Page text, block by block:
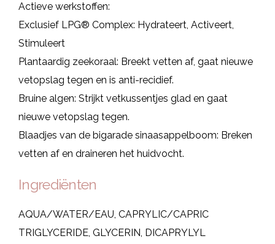
Actieve werkstoffen:
Exclusief LPG® Complex: Hydrateert, Activeert,
Stimuleert
Plantaardig zeekoraal: Breekt vetten af, gaat nieuwe
vetopslag tegen en is anti-recidief.
Bruine algen: Strijkt vetkussentjes glad en gaat
nieuwe vetopslag tegen.
Blaadjes van de bigarade sinaasappelboom: Breken
vetten af en draineren het huidvocht.
Ingrediënten
AQUA/WATER/EAU, CAPRYLIC/CAPRIC
TRIGLYCERIDE, GLYCERIN, DICAPRYLYL